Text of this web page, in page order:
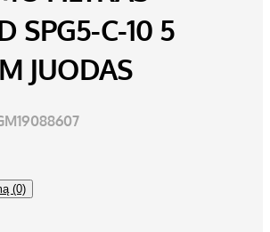
SPG5-C-10 5
JUODAS
(0)